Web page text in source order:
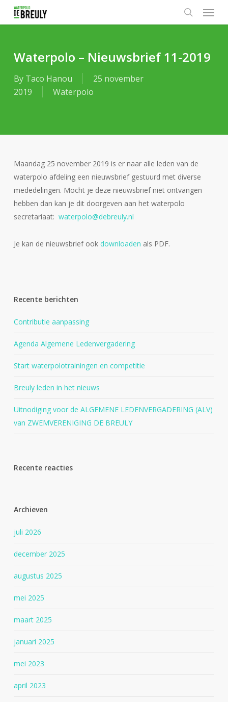
search
Menu
Waterpolo – Nieuwsbrief 11-2019
By Taco Hanou
25 november
2019
Waterpolo
Maandag 25 november 2019 is er naar alle leden van de
waterpolo afdeling een nieuwsbrief gestuurd met diverse
mededelingen. Mocht je deze nieuwsbrief niet ontvangen
hebben dan kan je dit doorgeven aan het waterpolo
secretariaat: waterpolo@debreuly.nl
Je kan de nieuwsbrief ook downloaden als PDF.
Recente berichten
Contributie aanpassing
Agenda Algemene Ledenvergadering
Start waterpolotrainingen en competitie
Breuly leden in het nieuws
Uitnodiging voor de ALGEMENE LEDENVERGADERING (ALV)
van ZWEMVERENIGING DE BREULY
Recente reacties
Archieven
juli 2026
december 2025
augustus 2025
mei 2025
maart 2025
januari 2025
mei 2023
april 2023